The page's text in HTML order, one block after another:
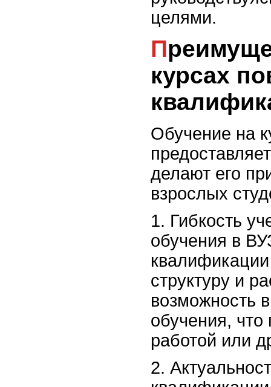
целями.
Преимущества обучения на
курсах
Обучение на
делают его
взрослых
1. Гибкость
обучения в
структуру и
возможность
обучения, что
работой или
2.